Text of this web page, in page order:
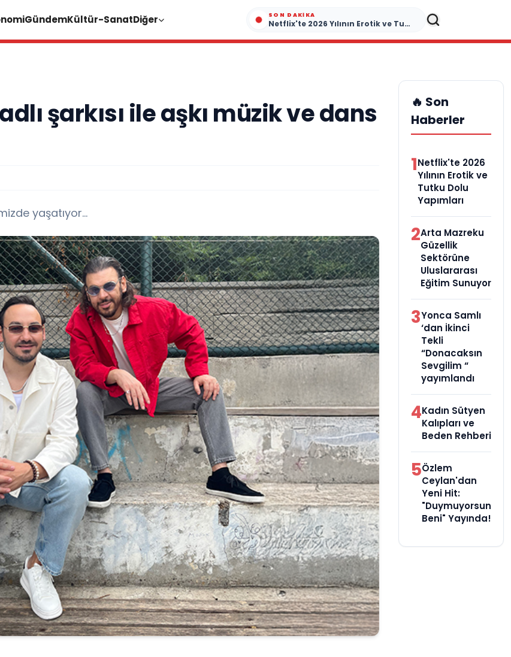
GündemKültür-SanatDiğer SON DAKIKA
Netflix'te 2026 Yılının Erotik ve Tutku Dolu Yapımları
şarkısı ile aşkı müzik ve dans
yaşatıyor...
🔥 Son
Haberler
1Netflix'te 2026
Yılının Erotik ve
Tutku Dolu
Yapımları
2Arta Mazreku
Güzellik
Sektörüne
Uluslararası
Eğitim Sunuyor
3Yonca Samlı
‘dan İkinci
Tekli
“Donacaksın
Sevgilim “
yayımlandı
4Kadın Sütyen
Kalıpları ve
Beden Rehberi
5Özlem
Ceylan'dan
Yeni Hit:
"Duymuyorsun
Beni" Yayında!